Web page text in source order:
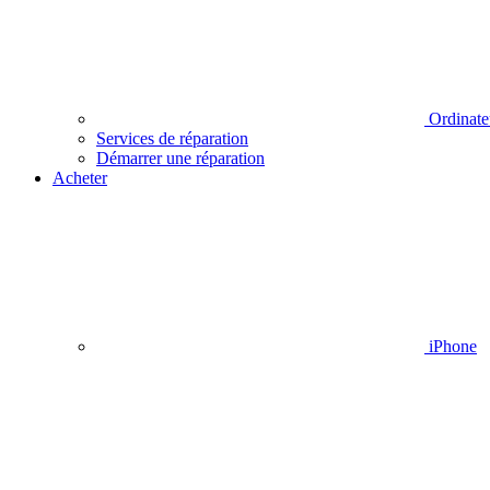
Services de réparation
Démarrer une réparation
Acheter
iPhone